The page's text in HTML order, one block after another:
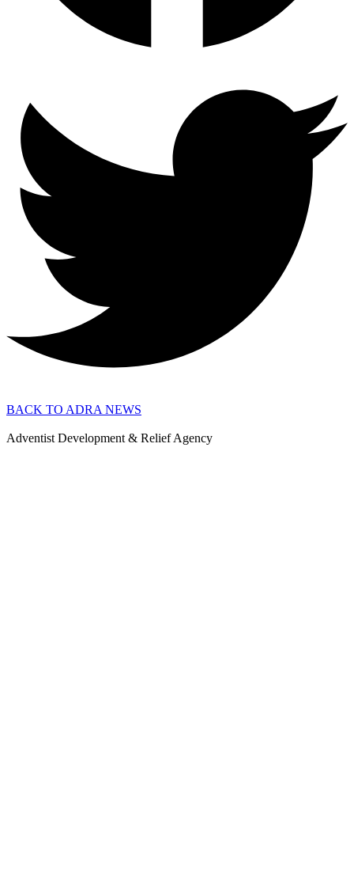
BACK TO ADRA NEWS
Adventist Development & Relief Agency